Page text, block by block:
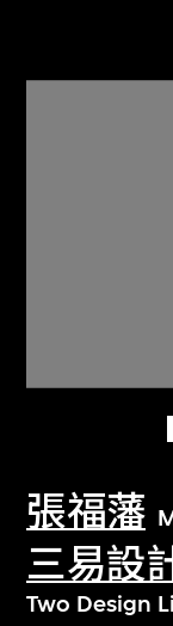
張福藩
三易設
Two Design
关于M+
探索世界
文化藏品。